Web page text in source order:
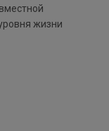
жизни